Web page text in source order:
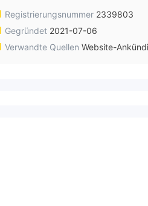
Registrierungsnummer 2339803
Gegründet 2021-07-06
Verwandte Quellen Website-